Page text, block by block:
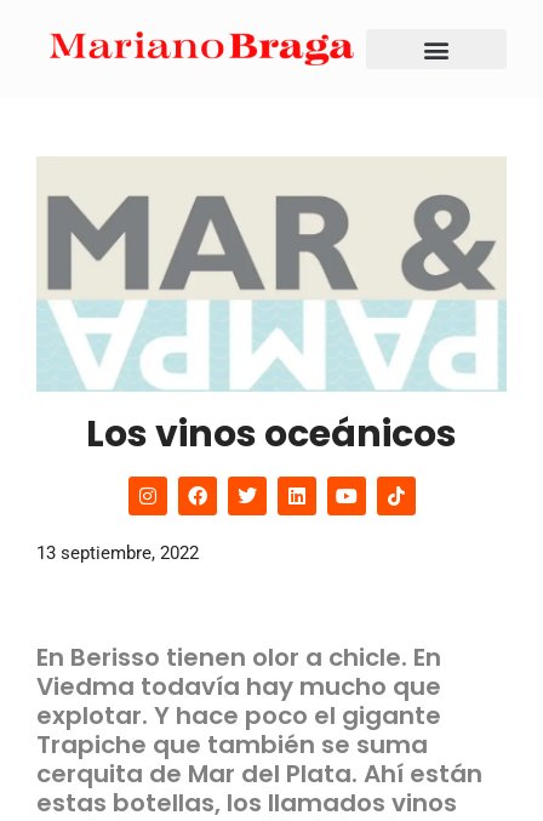
Los vinos oceánicos
13 septiembre, 2022
En Berisso tienen olor a chicle. En
Viedma todavía hay mucho que
explotar. Y hace poco el gigante
Trapiche que también se suma
cerquita de Mar del Plata. Ahí están
estas botellas, los llamados vinos